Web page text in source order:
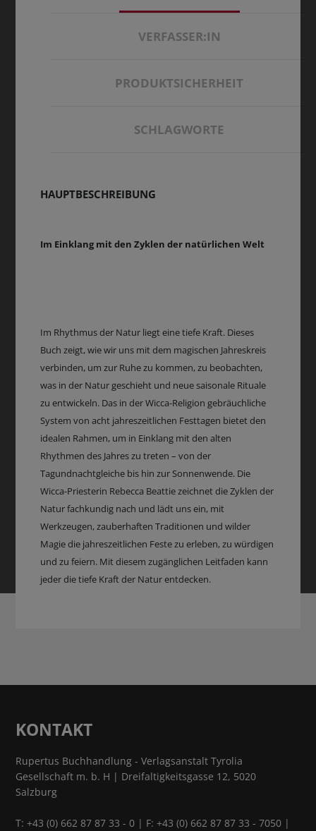
VERFASSER:IN
PRODUKTSICHERHEIT
SCHLAGWORTE
HAUPTBESCHREIBUNG
Im Einklang mit den Zyklen der natürlichen Welt
Im Rhythmus der Natur liegt eine tiefe Kraft. Dieses
Buch zeigt, wie wir uns mit dem magischen Jahreskreis
verbinden, um zur Ruhe zu kommen, zu beobachten,
was in der Natur geschieht und neue saisonale Rituale
zu entwickeln. Das in der Wicca-Religion gebräuchliche
System von acht jahreszeitlichen Festtagen bietet den
idealen Rahmen, um in Einklang mit den alten
Rhythmen des Jahres zu treten – von der
Tagundnachtgleiche bis hin zur Sonnenwende. Die
Wicca-Priesterin Rebecca Beattie zeichnet die Zyklen der
Natur fachkundig nach und lädt uns ein, mit
Werkzeugen, zauberhaften Traditionen und wilder
Magie die jahreszeitlichen Feste zu erleben, zu würdigen
und zu feiern. Mit diesem zugänglichen Leitfaden kann
jeder die tiefe Kraft der Natur entdecken.
KONTAKT
Rupertus Buchhandlung - Verlagsanstalt Tyrolia
Gesellschaft m. b. H | Dreifaltigkeitsgasse 12, 5020
Salzburg
T:+43 (0) 662 87 87 33 - 0 | F: +43 (0) 662 87 87 33 - 7050 |